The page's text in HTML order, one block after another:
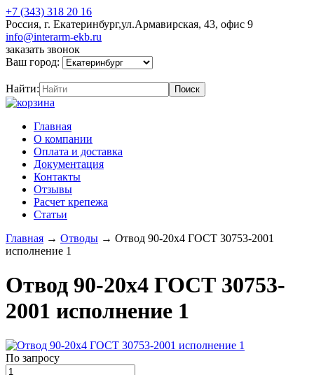
+7 (343) 318 20 16
Россия, г. Екатеринбург,ул.Армавирская, 43, офис 9
info@interarm-ekb.ru
заказать звонок
Ваш город:
Найти:
Главная
О компании
Оплата и доставка
Документация
Контакты
Отзывы
Расчет крепежа
Статьи
Главная → Отводы → Отвод 90-20х4 ГОСТ 30753-2001
исполнение 1
Отвод 90-20х4 ГОСТ 30753-
2001 исполнение 1
По запросу